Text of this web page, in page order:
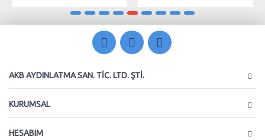
AKB AYDINLATMA SAN. TIC. LTD. ŞTI.
KURUMSAL
HESABIM